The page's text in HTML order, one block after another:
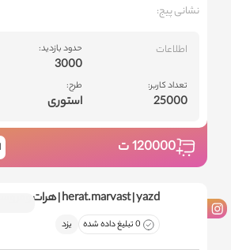
نشانی پیج:
اطلاعات
تعداد کاربر:
25000
حدود بازدید:
3000
طرح:
استوری
120000ت
herat.marvast | yazd | هرات ومروست | یزد
0 تبلیغ داده شده یزد